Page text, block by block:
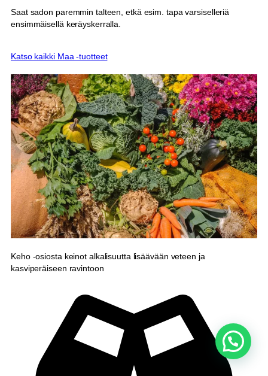
Saat sadon paremmin talteen, etkä esim. tapa varsiselleriä
ensimmäisellä keräyskerralla.
Katso kaikki Maa -tuotteet
Keho -osiosta keinot alkalisuutta lisäävään veteen ja
kasviperäiseen ravintoon